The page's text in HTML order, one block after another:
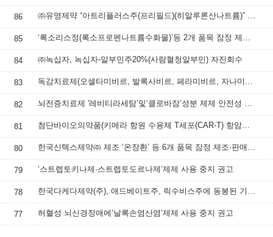
86 ㈜유영제약 “아트리플러스주(프리필드)(히알루론산나트륨)” 잠정 판매·사용 중지
85 ‘록소리스정(록소프로펜나트륨수화물)’등 2개 품목 잠정 제조·판매·사용 중지
84 ㈜녹십자, 녹십자-알부민주20%(사람혈청알부민) 자진회수
83 독감치료제(오셀타미비르, 발록사비르, 페라미비르, 자나미비르 성분 제제) 처방‧투여 시 주의사항
82 뇌전증치료제 '레비티라세탐’및‘클로바잠’성분 제제 안전성 정보
81 첨단바이오의약품(키메라 항원 수용체 T세포(CAR-T) 항암제) 안전성 정보
80 한국신텍스제약㈜ 제조 ‘온장환’ 등 6개 품목 잠정 제조·판매 중지 및 회수 조치
79 ‘스트렙토키나제·스트렙토도르나제’제제 사용 중지 권고
78 한국다케다제약(주), 애드베이트주, 릭수비스주에 동봉된 기구 교체 안내
77 허혈성 뇌신경장애에‘날록손염산염’제제 사용 중지 권고